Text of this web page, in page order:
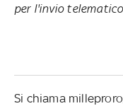
per l'invio
Si chiama